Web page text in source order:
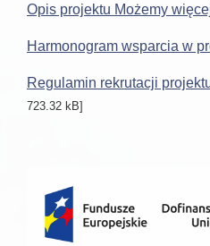
Opis projektu Możemy
Harmonogram wsparcia w
Regulamin rekrutacji
723.32 kB]